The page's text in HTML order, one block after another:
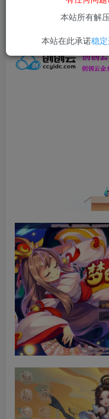
果由使用者自行
本站所有解
本站在此承诺稳